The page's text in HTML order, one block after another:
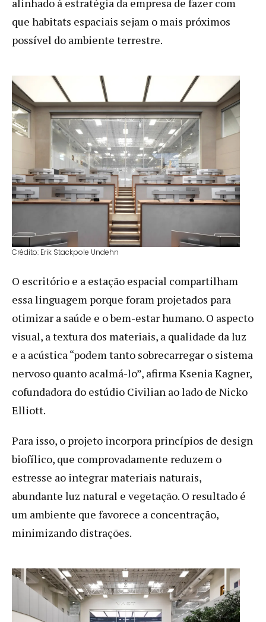
alinhado à estratégia da empresa de fazer com
que habitats espaciais sejam o mais próximos
possível do ambiente terrestre.
Crédito: Erik Stackpole Undehn
O escritório e a estação espacial compartilham
essa linguagem porque foram projetados para
otimizar a saúde e o bem-estar humano. O aspecto
visual, a textura dos materiais, a qualidade da luz
e a acústica “podem tanto sobrecarregar o sistema
nervoso quanto acalmá-lo”, afirma Ksenia Kagner,
cofundadora do estúdio Civilian ao lado de Nicko
Elliott.
Para isso, o projeto incorpora princípios de design
biofílico, que comprovadamente reduzem o
estresse ao integrar materiais naturais,
abundante luz natural e vegetação. O resultado é
um ambiente que favorece a concentração,
minimizando distrações.